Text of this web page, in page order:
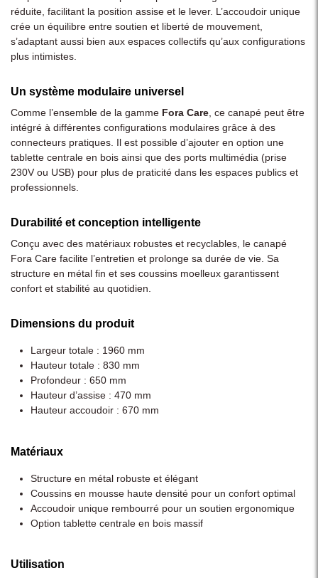
réduite, facilitant la position assise et le lever. L’accoudoir unique
crée un équilibre entre soutien et liberté de mouvement,
s’adaptant aussi bien aux espaces collectifs qu’aux configurations
plus intimistes.
Un système modulaire universel
Comme l’ensemble de la gamme Fora Care , ce canapé peut être
intégré à différentes configurations modulaires grâce à des
connecteurs pratiques. Il est possible d’ajouter en option une
tablette centrale en bois ainsi que des ports multimédia (prise
230V ou USB) pour plus de praticité dans les espaces publics et
professionnels.
Durabilité et conception intelligente
Conçu avec des matériaux robustes et recyclables, le canapé
Fora Care facilite l’entretien et prolonge sa durée de vie. Sa
structure en métal fin et ses coussins moelleux garantissent
confort et stabilité au quotidien.
Dimensions du produit
Largeur totale : 1960 mm
Hauteur totale : 830 mm
Profondeur : 650 mm
Hauteur d’assise : 470 mm
Hauteur accoudoir : 670 mm
Matériaux
Structure en métal robuste et élégant
Coussins en mousse haute densité pour un confort optimal
Accoudoir unique rembourré pour un soutien ergonomique
Option tablette centrale en bois massif
Utilisation